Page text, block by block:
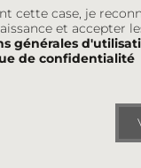
cette case, je
et accepter
générales
de confidentialité